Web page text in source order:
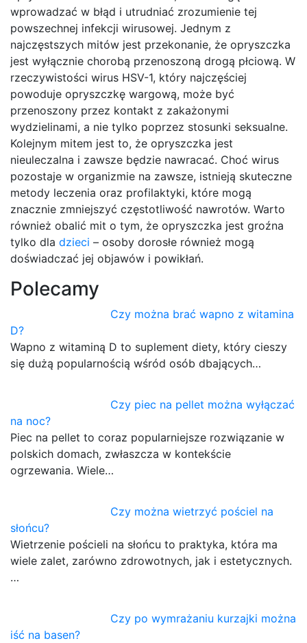
wprowadzać w błąd i utrudniać zrozumienie tej
powszechnej infekcji wirusowej. Jednym z
najczęstszych mitów jest przekonanie, że opryszczka
jest wyłącznie chorobą przenoszoną drogą płciową. W
rzeczywistości wirus HSV-1, który najczęściej
powoduje opryszczkę wargową, może być
przenoszony przez kontakt z zakażonymi
wydzielinami, a nie tylko poprzez stosunki seksualne.
Kolejnym mitem jest to, że opryszczka jest
nieuleczalna i zawsze będzie nawracać. Choć wirus
pozostaje w organizmie na zawsze, istnieją skuteczne
metody leczenia oraz profilaktyki, które mogą
znacznie zmniejszyć częstotliwość nawrotów. Warto
również obalić mit o tym, że opryszczka jest groźna
tylko dla dzieci – osoby dorosłe również mogą
doświadczać jej objawów i powikłań.
Polecamy
Czy można brać wapno z witamina
D?
Wapno z witaminą D to suplement diety, który cieszy
się dużą popularnością wśród osób dbających…
Czy piec na pellet można wyłączać
na noc?
Piec na pellet to coraz popularniejsze rozwiązanie w
polskich domach, zwłaszcza w kontekście
ogrzewania. Wiele…
Czy można wietrzyć pościel na
słońcu?
Wietrzenie pościeli na słońcu to praktyka, która ma
wiele zalet, zarówno zdrowotnych, jak i estetycznych.
…
Czy po wymrażaniu kurzajki można
iść na basen?